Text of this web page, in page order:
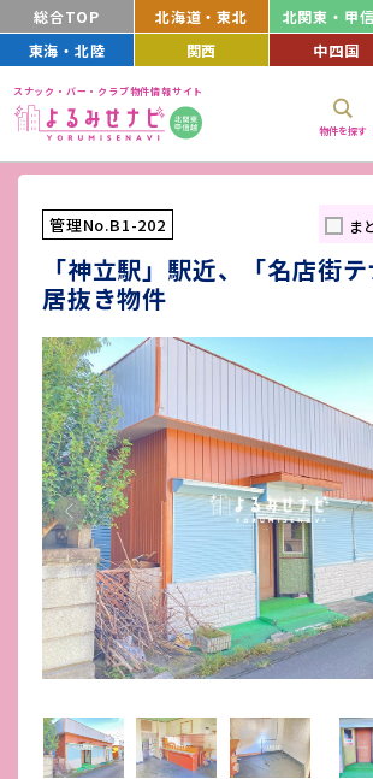
総合TOP 北海道・東北 北関東・甲
東海・北陸
関西 中四国
スナック・バー・クラブ物件情報サイト
物件を探す
管理No.B1-202 ま
「神立駅」駅近、「名店街
居抜き物件